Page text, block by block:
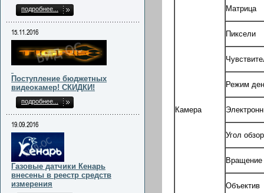
Камера
Матрица
Пиксели
Режим
Угол
Вращение
Объектив
подробнее...
15.11.2016
Поступление бюджетных
видеокамер! СКИДКИ!
подробнее...
19.09.2016
Газовые датчики Кенарь
внесены в реестр средств
измерения